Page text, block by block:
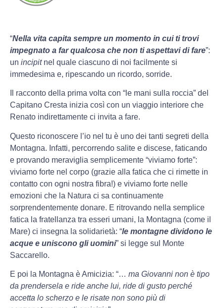
“Nella vita capita sempre un momento in cui ti trovi
impegnato a far qualcosa che non ti aspettavi di fare”:
un incipitnel quale ciascuno di noi facilmente si
immedesima e, ripescando un ricordo, sorride.
Il racconto della prima volta con “le mani sulla roccia” del
Capitano Cresta inizia così con un viaggio interiore che
Renato indirettamente ci invita a fare.
Questo riconoscere l’io nel tu è uno dei tanti segreti della
Montagna. Infatti, percorrendo salite e discese, faticando
e provando meraviglia semplicemente “viviamo forte”:
viviamo forte nel corpo (grazie alla fatica che ci rimette in
contatto con ogni nostra fibra!) e viviamo forte nelle
emozioni che la Natura ci sa continuamente
sorprendentemente donare. E ritrovando nella semplice
fatica la fratellanza tra esseri umani, la Montagna (come il
Mare) ci insegna la solidarietà: “le montagne dividono le
acque e uniscono gli uomini” si legge sul Monte
Saccarello.
E poi la Montagna è Amicizia: “… ma Giovanni non è tipo
da prendersela e ride anche lui, ride di gusto perché
accetta lo scherzo e le risate non sono più di